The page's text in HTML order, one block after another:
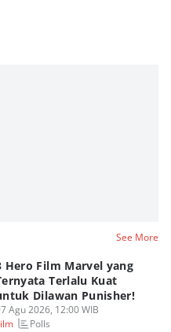
See More
Hero Film Marvel yang
Terlalu Kuat
Dilawan Punisher!
Agu 2026, 12:00 WIB
Polls